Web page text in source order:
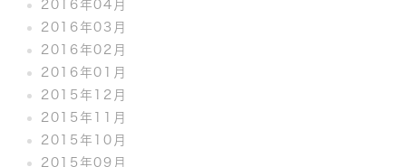
2016年04月
2016年03月
2016年02月
2016年01月
2015年12月
2015年11月
2015年10月
2015年09月